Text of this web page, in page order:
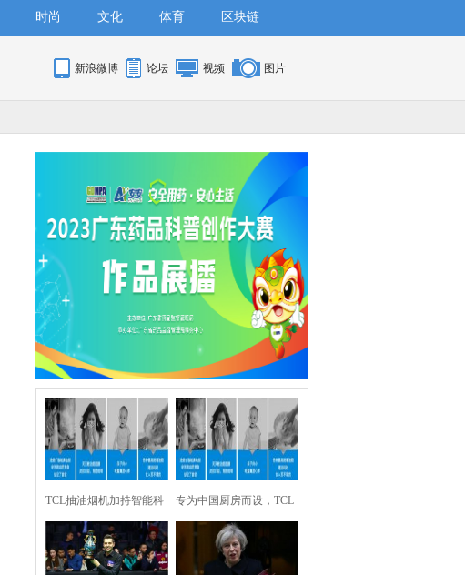
时尚 文化 体育 区块链
新浪微博 论坛 视频 图片
TCL抽油烟机加持智能科
技，大吸力打造中国无烟
专为中国厨房而设，TCL
大吸力抽油烟机开启无烟